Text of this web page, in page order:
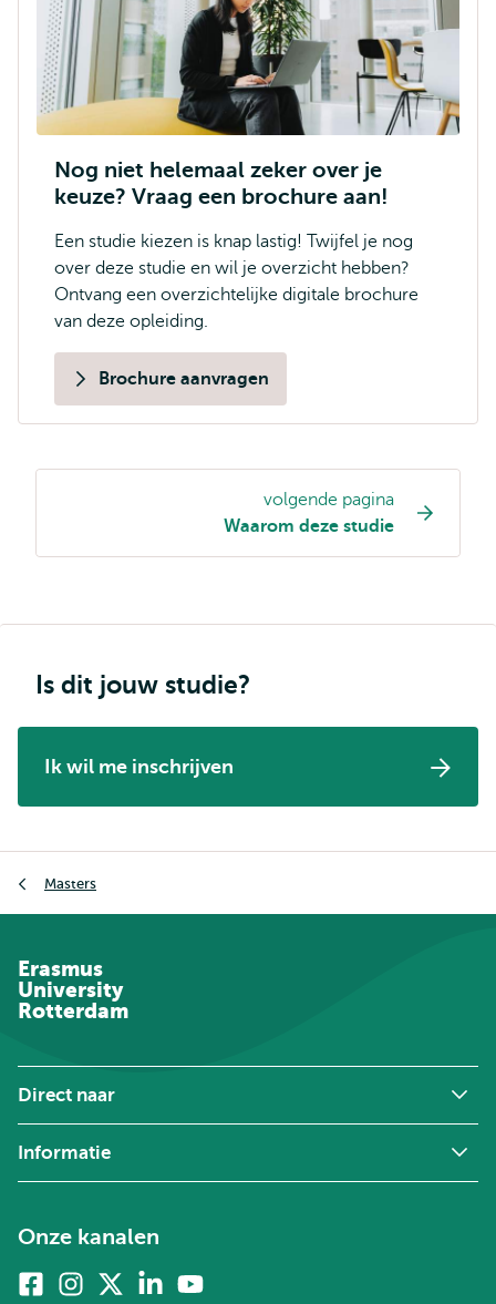
Nog niet helemaal zeker over je
keuze? Vraag een brochure aan!
Een studie kiezen is knap lastig! Twijfel je nog
over deze studie en wil je overzicht hebben?
Ontvang een overzichtelijke digitale brochure
van deze opleiding.
Brochure aanvragen
volgende pagina
Waarom deze studie
Is dit jouw studie?
Ik wil me inschrijven
Masters
Erasmus
University
Rotterdam
Direct naar
Informatie
Onze kanalen
FacebookInstagram Linkedin